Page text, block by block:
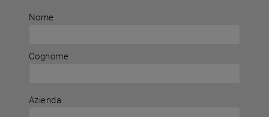
Nome
Cognome
Azienda